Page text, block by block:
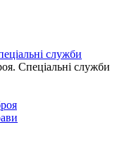
служби
Спеціальні служби